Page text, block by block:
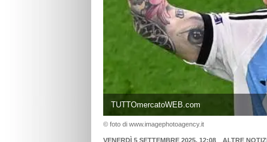
TUTTOmercatoWEB.com
© foto di www.imagephotoagency.it
VENERDÌ 5 SETTEMBRE 2025, 12:08
ALTRE